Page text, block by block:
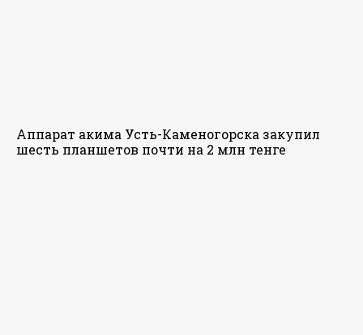
Аппарат акима Усть-Каменогорска закупил
шесть планшетов почти на 2 млн тенге